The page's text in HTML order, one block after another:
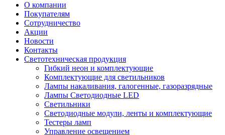
О компании
Покупателям
Сотрудничество
Акции
Новости
Контакты
Светотехническая продукция
Гибкий неон и комплектующие
Комплектующие для светильников
Лампы накаливания, галогенные, газоразрядные
Лампы Светодиодные LED
Светильники
Светодиодные модули, ленты и комплектующие
Тестеры ламп
Управление освещением